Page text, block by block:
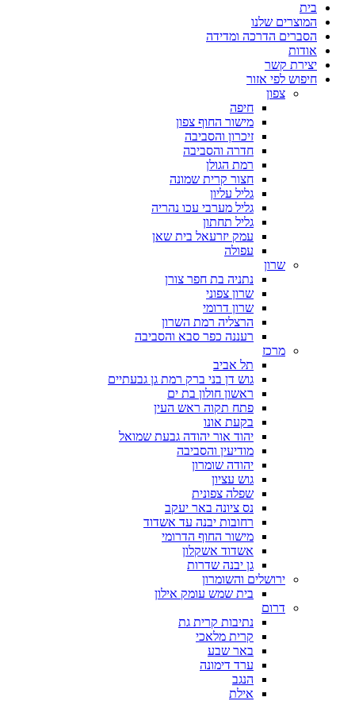
בית
המוצרים שלנו
הסברים הדרכה ומדידה
אודות
יצירת קשר
חיפוש לפי אזור
צפון
חיפה
מישור החוף צפון
זיכרון והסביבה
חדרה והסביבה
רמת הגולן
חצור קרית שמונה
גליל עליון
גליל מערבי עכו נהריה
גליל תחתון
עמק יזרעאל בית שאן
עפולה
שרון
נתניה בת חפר צורן
שרון צפוני
שרון דרומי
הרצליה רמת השרון
רעננה כפר סבא והסביבה
מרכז
תל אביב
גוש דן בני ברק רמת גן גבעתיים
ראשון חולון בת ים
פתח תקוה ראש העין
בקעת אונו
יהוד אור יהודה גבעת שמואל
מודיעין והסביבה
יהודה שומרון
גוש עציון
שפלה צפונית
נס ציונה באר יעקב
רחובות יבנה עד אשדוד
מישור החוף הדרומי
אשדוד אשקלון
גן יבנה שדרות
ירושלים והשומרון
בית שמש עומק אילון
דרום
נתיבות קרית גת
קרית מלאכי
באר שבע
ערד דימונה
הנגב
אילת